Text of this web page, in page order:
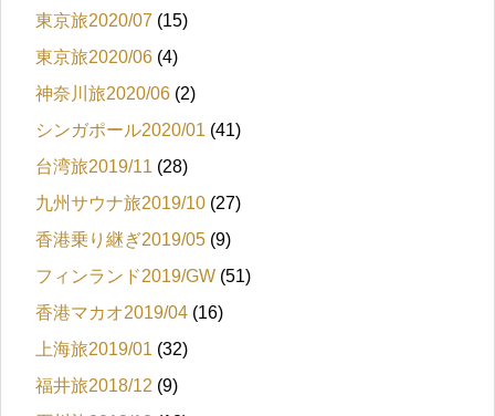
東京旅2020/07 (15)
東京旅2020/06 (4)
神奈川旅2020/06 (2)
シンガポール2020/01 (41)
台湾旅2019/11 (28)
九州サウナ旅2019/10 (27)
香港乗り継ぎ2019/05 (9)
フィンランド2019/GW (51)
香港マカオ2019/04 (16)
上海旅2019/01 (32)
福井旅2018/12 (9)